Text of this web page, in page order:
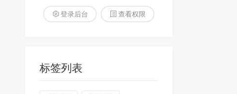
登录后台 查看权限
标签列表